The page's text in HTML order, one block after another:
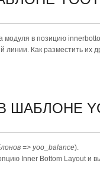
в позицию
Как разместить их
=> yoo_balance).
Inner Bottom Layout и